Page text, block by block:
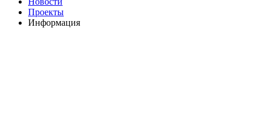
Проекты
Информация